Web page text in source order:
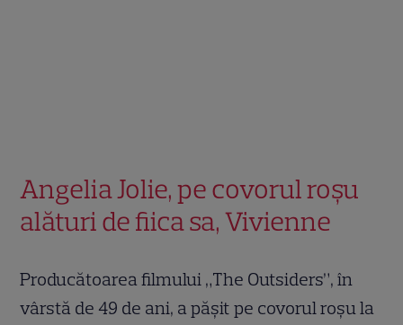
Angelia Jolie, pe covorul roșu
alături de fiica sa, Vivienne
Producătoarea filmului „The Outsiders”, în
vârstă de 49 de ani, a pășit pe covorul roșu la